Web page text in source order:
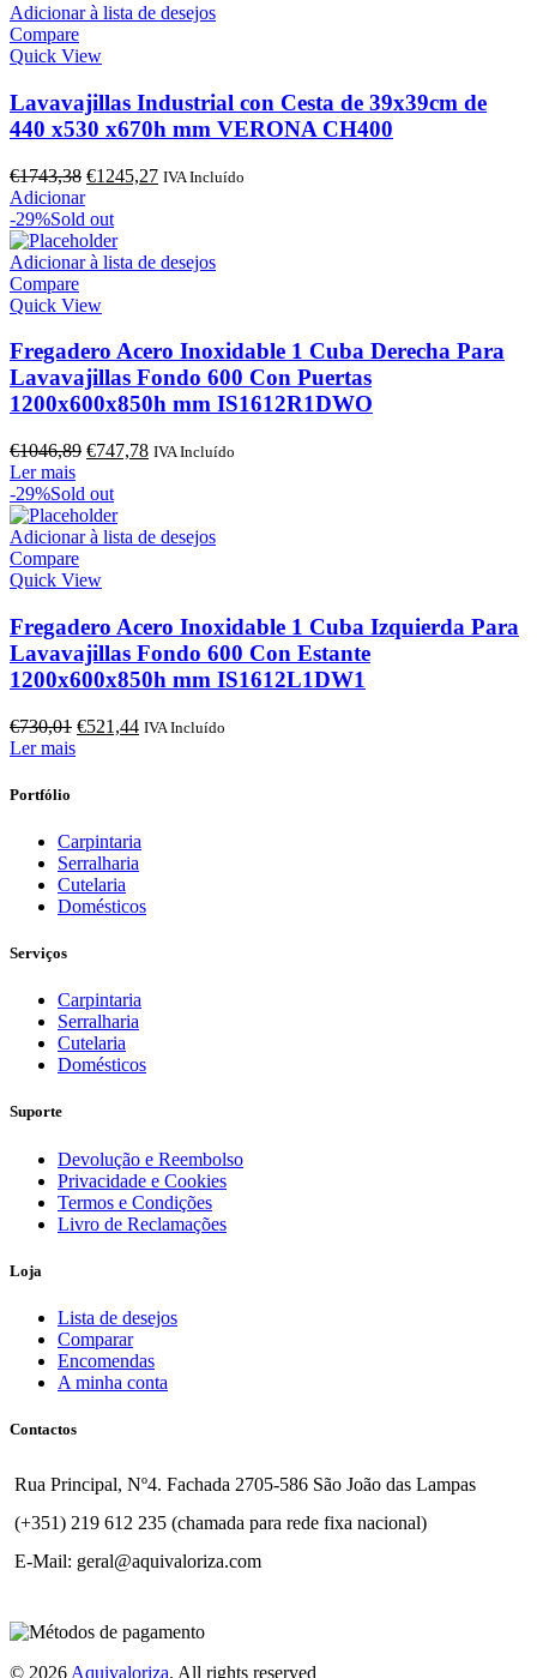
€973,35.€695,25.
Adicionar à lista de desejos
Compare
Quick View
Lavavajillas Industrial con Cesta de 39x39cm de
440 x530 x670h mm VERONA CH400
€1743,38 O
preço
original
era:
€1743,38.
€1245,27O
€1245,27.
IVA Incluído
Adicionar
-29%Sold out
Adicionar à lista de desejos
Compare
Quick View
Fregadero Acero Inoxidable 1 Cuba Derecha Para
Lavavajillas Fondo 600 Con Puertas
1200x600x850h mm IS1612R1DWO
€1046,89 O
original
era:
€1046,89.
€747,78O
€747,78.
IVA Incluído
Ler mais
-29%Sold out
Adicionar à lista de desejos
Compare
Quick View
Fregadero Acero Inoxidable 1 Cuba Izquierda Para
Lavavajillas Fondo 600 Con Estante
1200x600x850h mm IS1612L1DW1
€730,01 O
€521,44OIVA Incluído
Ler mais
Portfólio
Carpintaria
Serralharia
Cutelaria
Domésticos
Serviços
Carpintaria
Serralharia
Cutelaria
Domésticos
Suporte
Devolução e Reembolso
Privacidade e Cookies
Termos e Condições
Livro de Reclamações
Loja
Lista de desejos
Comparar
Encomendas
A minha conta
Contactos
Rua Principal, Nº4. Fachada 2705-586 São João das Lampas
(+351) 219 612 235 (chamada para rede fixa nacional)
E-Mail: geral@aquivaloriza.com
© 2026 Aquivaloriza. All rights reserved